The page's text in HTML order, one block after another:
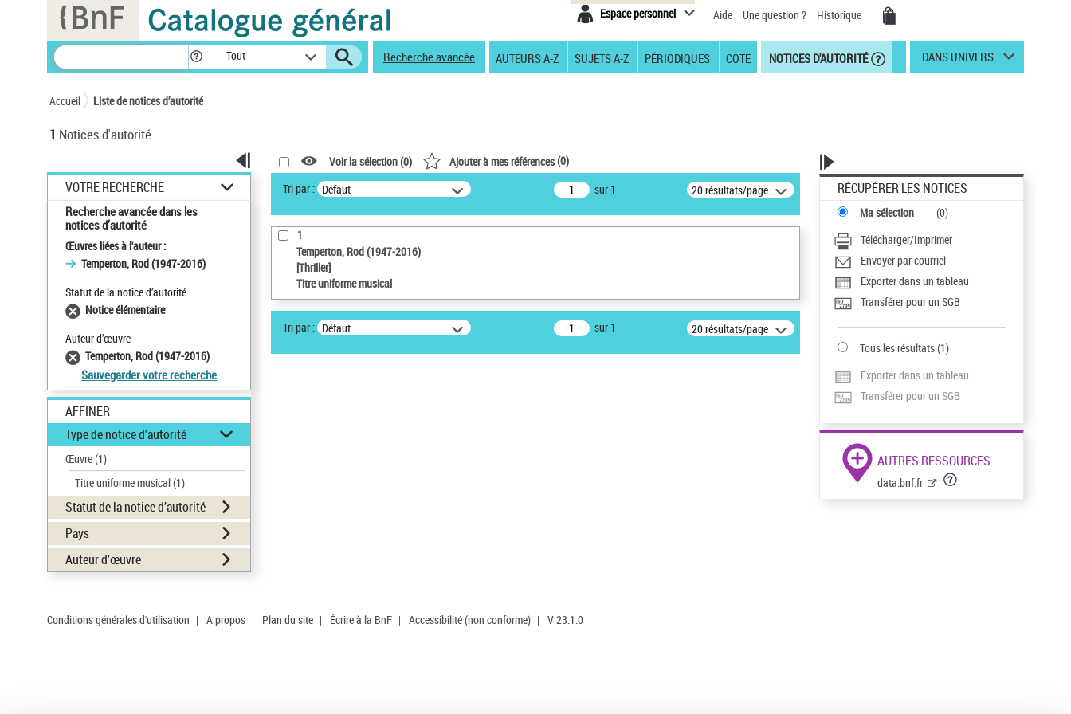
Espace personnel Aide Une question ? Historique
Tout Recherche avancée AUTEURS A-Z SUJETS A-Z PÉRIODIQUES COTE NOTICES D'AUTORITÉ DANS UNIVERS
Accueil Liste de notices d’autorité
1 Notices d'autorité
VOTRE RECHERCHE
Recherche avancée dans les
notices d’autorité
Œuvres liées à l'auteur :
Temperton, Rod (1947-2016)
Statut de la notice d’autorité
Notice élémentaire
Auteur d’œuvre
Temperton, Rod (1947-2016)
Sauvegarder votre recherche
AFFINER
Type de notice d'autorité
Œuvre(1)
Titre uniforme musical(1)
Statut de la notice d’autorité
Pays
Auteur d’œuvre
Voir la sélection (0) Ajouter à mes références(0)
Tri par : Défaut sur 1 20 résultats/page
1
Temperton, Rod (1947-2016)
[Thriller]
Titre uniforme musical
Tri par : Défaut sur 1 20 résultats/page
RÉCUPÉRER LES NOTICES
Ma sélection (0)
Télécharger/Imprimer
Envoyer par courriel
Exporter dans un tableau
Transférer pour un SGB
Tous les résultats(1)
Exporter dans un tableau
Transférer pour un SGB
AUTRES RESSOURCES
data.bnf.fr
Conditions générales d'utilisation | A propos | Plan du site | Écrire à la BnF | Accessibilité (non conforme) | V 23.1.0
Panneau de gestion des cookies